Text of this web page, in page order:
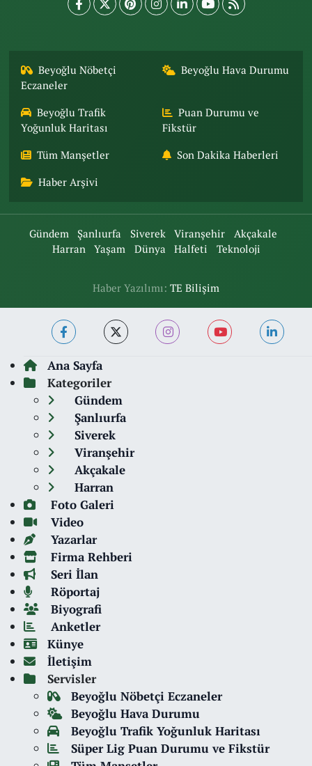
Beyoğlu Nöbetçi
Eczaneler
Beyoğlu Hava Durumu
Beyoğlu Trafik
Yoğunluk Haritası
Puan Durumu ve
Fikstür
Tüm Manşetler Son Dakika Haberleri
Haber Arşivi
Gündem Şanlıurfa Siverek Viranşehir
Akçakale
Harran
Yaşam Dünya Halfeti Teknoloji
Haber Yazılımı: TE Bilişim
Ana Sayfa
Kategoriler
Gündem
Şanlıurfa
Siverek
Viranşehir
Akçakale
Harran
Foto Galeri
Video
Yazarlar
Firma Rehberi
Seri İlan
Röportaj
Biyografi
Anketler
Künye
İletişim
Servisler
Beyoğlu Nöbetçi Eczaneler
Beyoğlu Hava Durumu
Beyoğlu Trafik Yoğunluk Haritası
Süper Lig Puan Durumu ve Fikstür